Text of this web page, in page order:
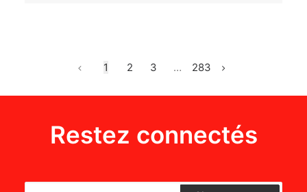
1 2 3 … 283
Restez connectés